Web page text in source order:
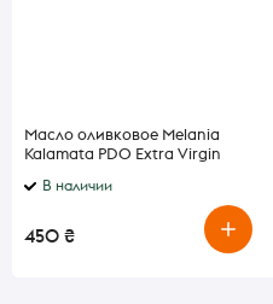
Масло оливковое Melania
Kalamata PDO Extra Virgin
В наличии
450 ₴